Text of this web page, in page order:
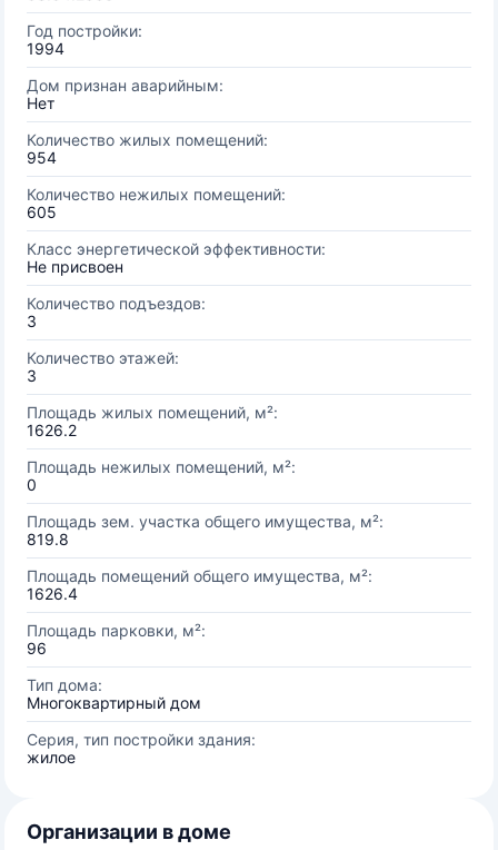
Год постройки:
1994
Дом признан аварийным:
Нет
Количество жилых помещений:
954
Количество нежилых помещений:
605
Класс энергетической эффективности:
Не присвоен
Количество подъездов:
3
Количество этажей:
3
Площадь жилых помещений, м²:
1626.2
Площадь нежилых помещений, м²:
0
Площадь зем. участка общего имущества, м²:
819.8
Площадь помещений общего имущества, м²:
1626.4
Площадь парковки, м²:
96
Тип дома:
Многоквартирный дом
Серия, тип постройки здания:
жилое
Организации в доме